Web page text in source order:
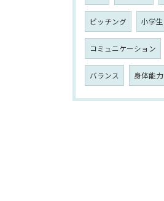
ピッチング 小学生
コミュニケーション
バランス 身体能力